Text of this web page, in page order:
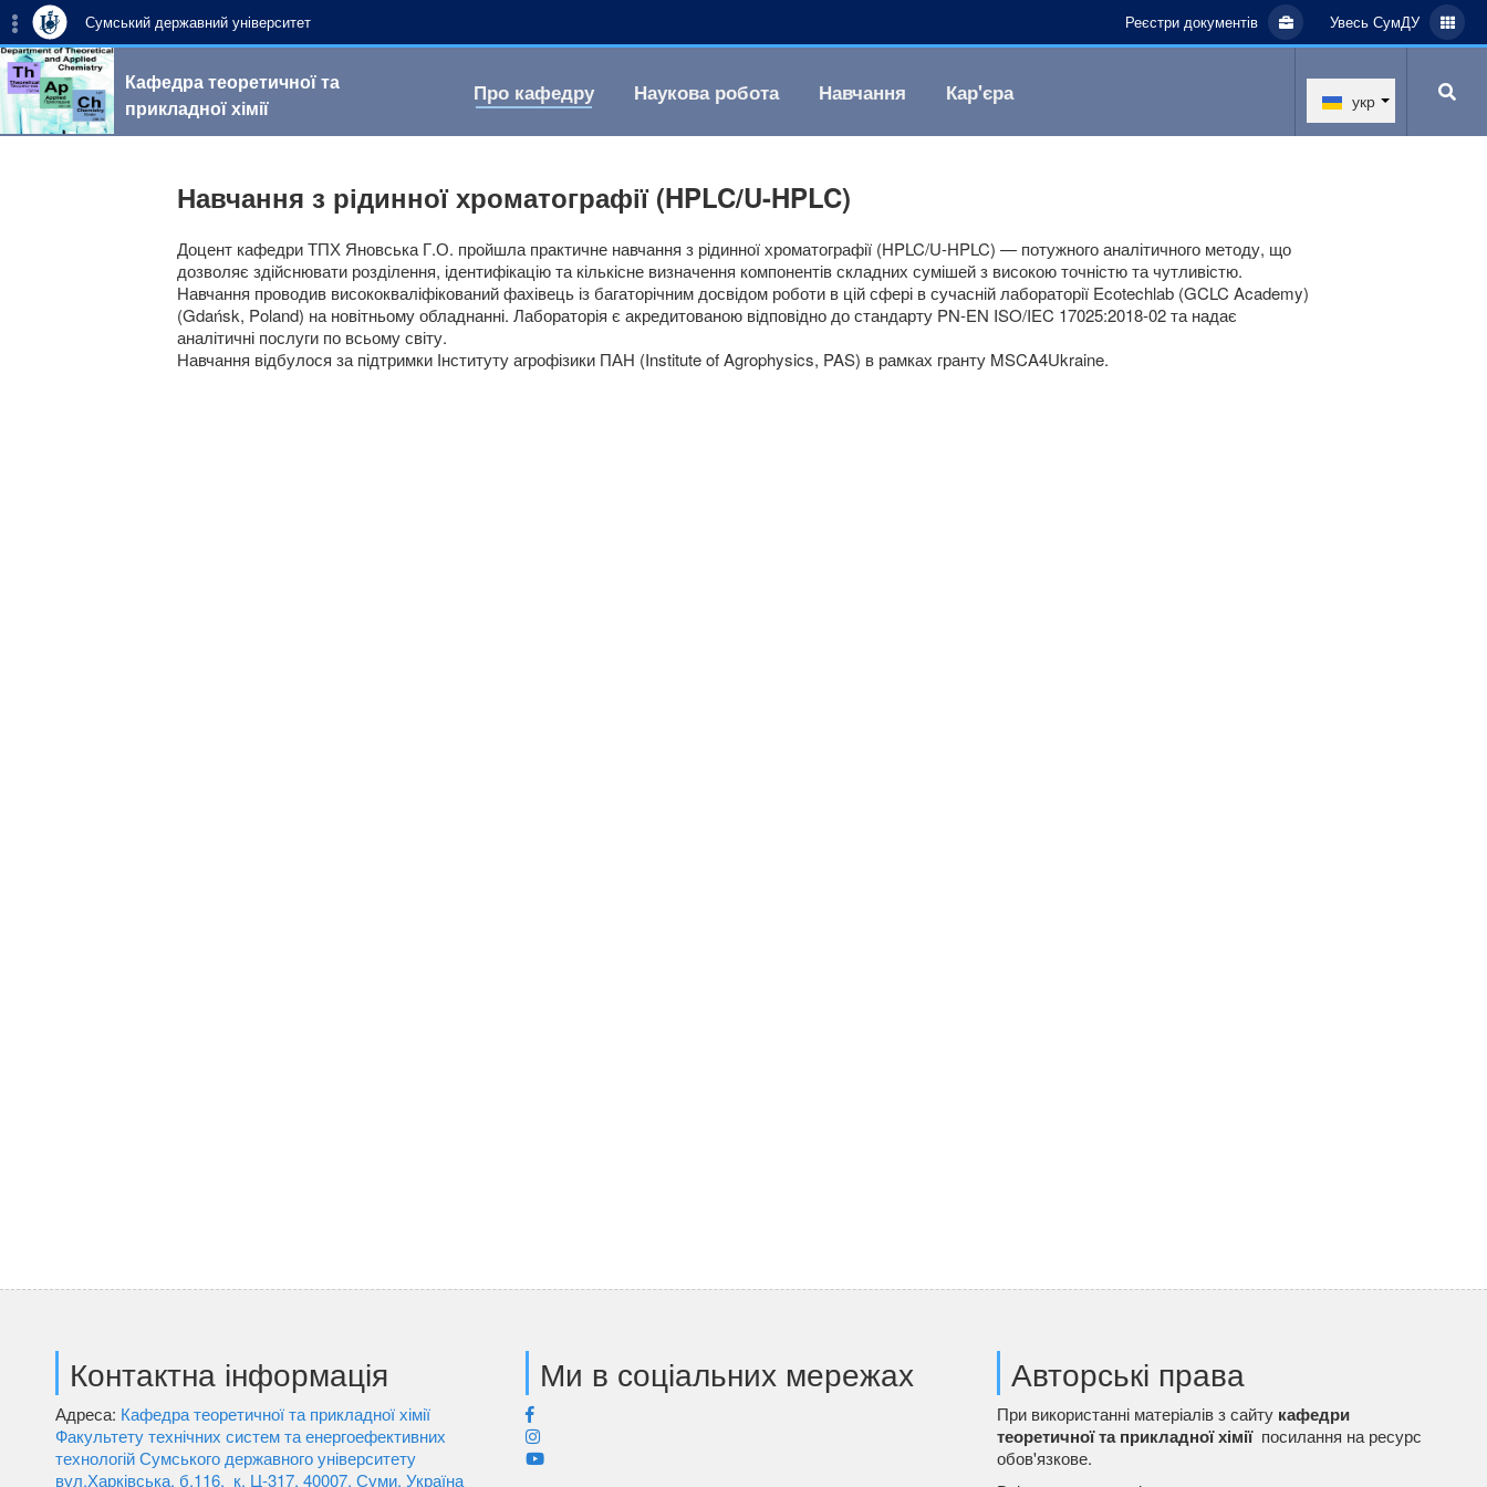
Сумський державний університет Реєстри документів Увесь СумДУ
Кафедра теоретичної та
прикладної хімії
укр
Про кафедру Наукова робота Навчання Кар'єра
Навчання з рідинної хроматографії (HPLC/U-HPLC)
Доцент кафедри ТПХ Яновська Г.О. пройшла практичне навчання з рідинної хроматографії (HPLC/U-HPLC) — потужного аналітичного методу, що
дозволяє здійснювати розділення, ідентифікацію та кількісне визначення компонентів складних сумішей з високою точністю та чутливістю.
Навчання проводив висококваліфікований фахівець із багаторічним досвідом роботи в цій сфері в сучасній лабораторії Ecotechlab (GCLC Academy)
(Gdańsk, Poland) на новітньому обладнанні. Лабораторія є акредитованою відповідно до стандарту PN-EN ISO/IEC 17025:2018-02 та надає
аналітичні послуги по всьому світу.
Навчання відбулося за підтримки Інституту агрофізики ПАН (Institute of Agrophysics, PAS) в рамках гранту MSCA4Ukraine.
Контактна інформація
Адреса: Кафедра теоретичної та прикладної хімії
Факультету технічних систем та енергоефективних
технологій Сумського державного університету
вул.Харківська, б.116, к. Ц-317, 40007, Суми, Україна
Ми в соціальних мережах Авторські права
При використанні матеріалів з сайту кафедри
теоретичної та прикладної хімії посилання на ресурс
обов'язкове.